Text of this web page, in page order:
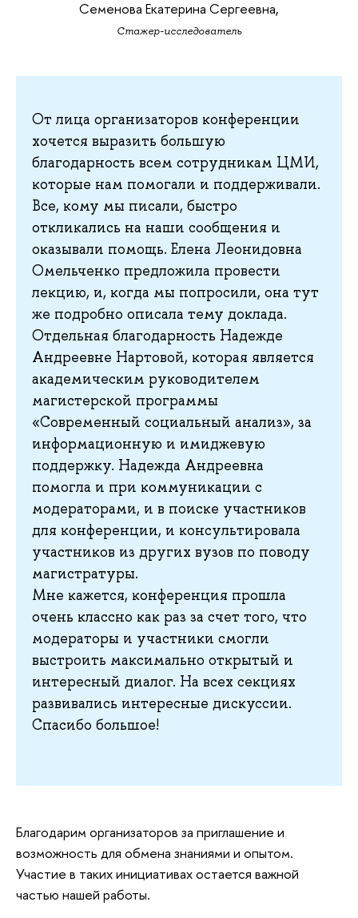
Семенова Екатерина Сергеевна,
Стажер-исследователь
От лица организаторов конференции
хочется выразить большую
благодарность всем сотрудникам ЦМИ,
которые нам помогали и поддерживали.
Все, кому мы писали, быстро
откликались на наши сообщения и
оказывали помощь. Елена Леонидовна
Омельченко предложила провести
лекцию, и, когда мы попросили, она тут
же подробно описала тему доклада.
Отдельная благодарность Надежде
Андреевне Нартовой, которая является
академическим руководителем
магистерской программы
«Современный социальный анализ», за
информационную и имиджевую
поддержку. Надежда Андреевна
помогла и при коммуникации с
модераторами, и в поиске участников
для конференции, и консультировала
участников из других вузов по поводу
магистратуры.
Мне кажется, конференция прошла
очень классно как раз за счет того, что
модераторы и участники смогли
выстроить максимально открытый и
интересный диалог. На всех секциях
развивались интересные дискуссии.
Спасибо большое!
Благодарим организаторов за приглашение и
возможность для обмена знаниями и опытом.
Участие в таких инициативах остается важной
частью нашей работы.